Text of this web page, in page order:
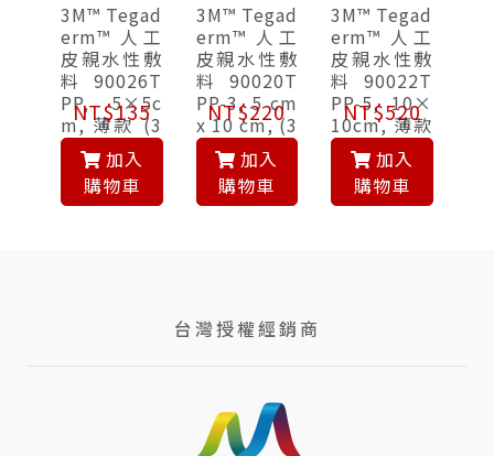
3M™ Tegad
erm™ 人工
皮親水性敷
料 90026T
PP, 5×5c
m, 薄款 (3
片/包)
NT$135
加入
購物車
3M™ Tegad
erm™ 人工
皮親水性敷
料 90020T
PP-3, 5 cm
x 10 cm, (3
片/包)
NT$220
加入
購物車
3M™ Tegad
erm™ 人工
皮親水性敷
料 90022T
PP-5, 10×
10cm, 薄款
(5片/包)
NT$520
加入
購物車
台灣授權經銷商